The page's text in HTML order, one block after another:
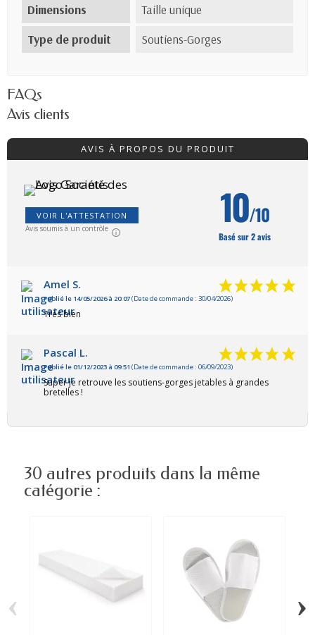
Dimensions
Taille unique
Type de produit
Soutiens-Gorges
FAQs
Avis clients
AVIS À PROPOS DU PRODUIT
VOIR L'ATTESTATION
Avis soumis à un contrôle 10/10
Basé sur 2 avis
Amel S.
Publié le 14/05/2026 à 20:07(Date de commande : 30/04/2026)
Très bien
Pascal L.
Publié le 01/12/2023 à 09:51 (Date de commande : 06/09/2023)
Super je retrouve les soutiens-gorges jetables à grandes
bretelles !
30 autres produits dans la même
catégorie :
‹ ›